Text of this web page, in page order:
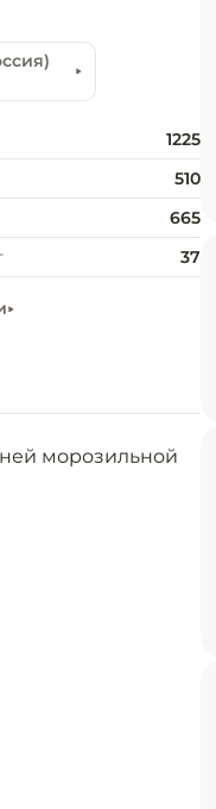
1225
510
665
37
морозильной